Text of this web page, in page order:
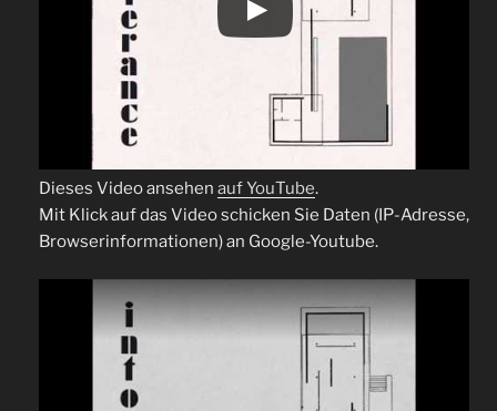
Dieses Video ansehen auf YouTube.
Mit Klick auf das Video schicken Sie Daten (IP-Adresse,
Browserinformationen) an Google-Youtube.